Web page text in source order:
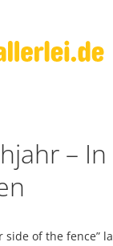
–
side of the fence”